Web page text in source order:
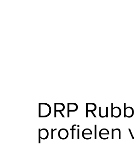
DRP
profielen